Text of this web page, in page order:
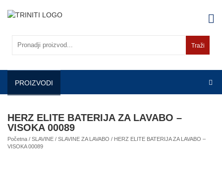
Traži
PROIZVODI
HERZ ELITE BATERIJA ZA LAVABO –
VISOKA 00089
Početna / SLAVINE / SLAVINE ZA LAVABO / HERZ ELITE BATERIJA ZA LAVABO –
VISOKA 00089